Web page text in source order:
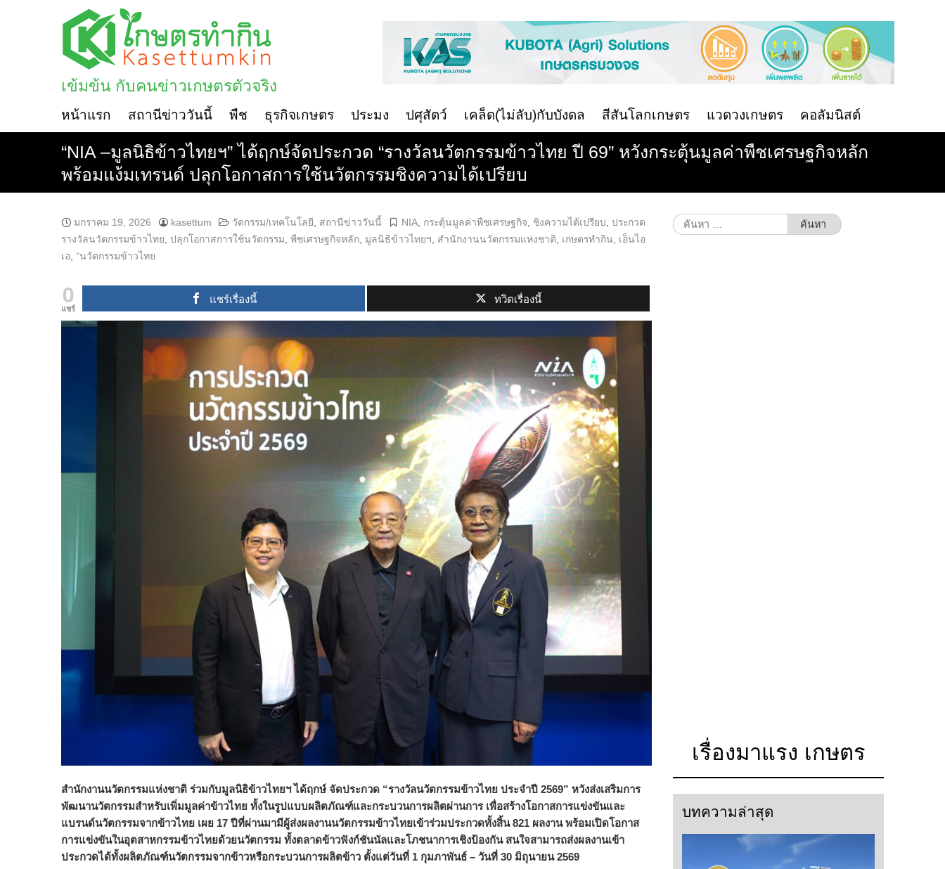
เข้มข้น กับคนข่าวเกษตรตัวจริง
หน้าแรก สถานีข่าววันนี้ พืช ธุรกิจเกษตร ประมง ปศุสัตว์ เคล็ด(ไม่ลับ)กับบังดล สีสันโลกเกษตร แวดวงเกษตร คอลัมนิสต์
“NIA –มูลนิธิข้าวไทยฯ” ได้ฤกษ์จัดประกวด “รางวัลนวัตกรรมข้าวไทย ปี 69” หวังกระตุ้นมูลค่าพืชเศรษฐกิจหลัก
พร้อมแง้มเทรนด์ ปลุกโอกาสการใช้นวัตกรรมชิงความได้เปรียบ
มกราคม 19, 2026 kasettum วัตกรรม/เทคโนโลยี สถานีข่าววันนี้ NIA กระตุ้นมูลค่าพืชเศรษฐกิจ ชิงความได้เปรียบ ประกวด
รางวัลนวัตกรรมข้าวไทย ปลุกโอกาสการใช้นวัตกรรม พืชเศรษฐกิจหลัก มูลนิธิข้าวไทยฯ สำนักงานนวัตกรรมแห่งชาติ เกษตรทำกิน
เอ็นไอ
เอ “นวัตกรรมข้าวไทย
0
แชร์
แชร์เรื่องนี้ ทวิตเรื่องนี้
สำนักงานนวัตกรรมแห่งชาติ ร่วมกับมูลนิธิข้าวไทยฯ ได้ฤกษ์ จัดประกวด “รางวัลนวัตกรรมข้าวไทย ประจำปี 2569” หวังส่งเสริมการ
พัฒนานวัตกรรมสำหรับเพิ่มมูลค่าข้าวไทย ทั้งในรูปแบบผลิตภัณฑ์และกระบวนการผลิตผ่านการ เพื่อสร้างโอกาสการแข่งขันและ
แบรนด์นวัตกรรมจากข้าวไทย เผย 17 ปีที่ผ่านมามีผู้ส่งผลงานนวัตกรรมข้าวไทยเข้าร่วมประกวดทั้งสิ้น 821 ผลงาน พร้อมเปิดโอกาส
การแข่งขันในอุตสาหกรรมข้าวไทยด้วยนวัตกรรม ทั้งตลาดข้าวฟังก์ชันนัลและโภชนาการเชิงป้องกัน สนใจสามารถส่งผลงานเข้า
ประกวดได้ทั้งผลิตภัณฑ์นวัตกรรมจากข้าวหรือกระบวนการผลิตข้าว ตั้งแต่วันที่ 1 กุมภาพันธ์ – วันที่ 30 มิถุนายน 2569
ค้นหา
สำหรับ:
เรื่องมาแรง เกษตร
บทความล่าสุด